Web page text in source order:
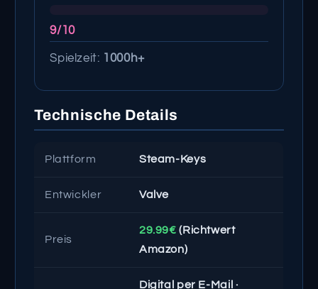
9/10
Spielzeit: 1000h+
Technische Details
Plattform Steam-Keys
Entwickler Valve
Preis
29.99€ (Richtwert
Amazon)
Digital per E-Mail ·